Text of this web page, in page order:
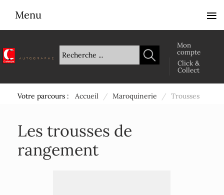
Mon
compte
Click &
Collect
Votre parcours : Accueil / Maroquinerie / Trousses
Les trousses de
rangement
Menu ≡